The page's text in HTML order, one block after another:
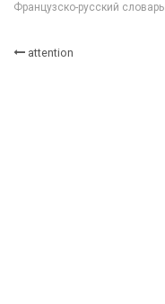
Французско-русский словарь
attention